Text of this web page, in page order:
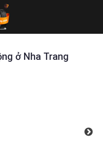
ở Nha Trang